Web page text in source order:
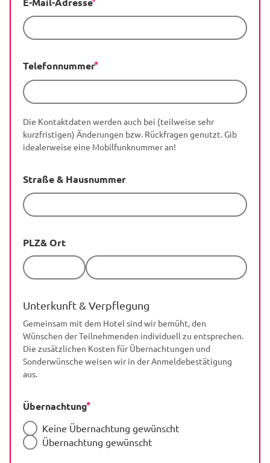
Telefonnummer
Die Kontaktdaten werden auch bei (teilweise sehr
kurzfristigen) Änderungen bzw. Rückfragen genutzt. Gib
idealerweise eine Mobilfunknummer an!
Straße & Hausnummer
PLZ& Ort
Unterkunft & Verpflegung
Gemeinsam mit dem Hotel sind wir bemüht, den
Wünschen der Teilnehmenden individuell zu entsprechen.
Die zusätzlichen Kosten für Übernachtungen und
Sonderwünsche weisen wir in der Anmeldebestätigung
aus.
Übernachtung
Keine Übernachtung gewünscht
Übernachtung gewünscht